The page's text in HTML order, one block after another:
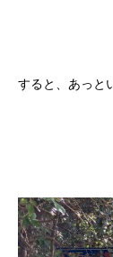
すると、あっと